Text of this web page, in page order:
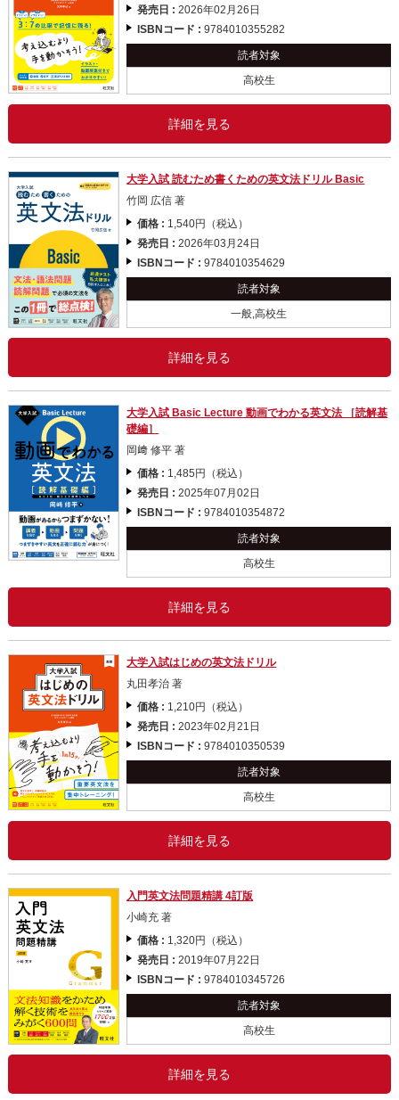
発売日 :2026年02月26日
ISBNコード :9784010355282
読者対象
高校生
詳細を見る
大学入試 読むため書くための英文法ドリル Basic
竹岡 広信 著
価格 : 1,540円（税込）
発売日 :2026年03月24日
ISBNコード :9784010354629
読者対象
一般,高校生
詳細を見る
大学入試 Basic Lecture 動画でわかる英文法 ［読解基
礎編］
岡﨑 修平 著
価格 : 1,485円（税込）
発売日 :2025年07月02日
ISBNコード :9784010354872
読者対象
高校生
詳細を見る
大学入試はじめの英文法ドリル
丸田孝治 著
価格 : 1,210円（税込）
発売日 :2023年02月21日
ISBNコード :9784010350539
読者対象
高校生
詳細を見る
入門英文法問題精講 4訂版
小崎充 著
価格 : 1,320円（税込）
発売日 :2019年07月22日
ISBNコード :9784010345726
読者対象
高校生
詳細を見る